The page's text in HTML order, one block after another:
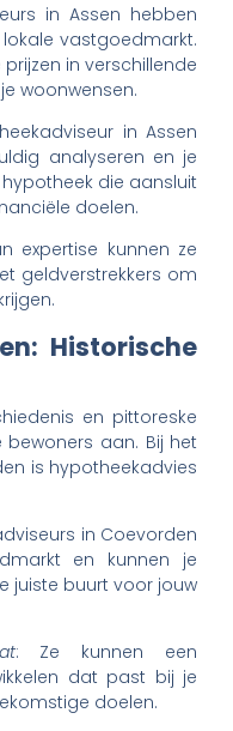
in Assen hebben
vastgoedmarkt.
in verschillende
woonwensen.
in Assen
analyseren en je
die aansluit
doelen.
expertise kunnen ze
geldverstrekkers om
Historische
en pittoreske
aan. Bij het
is hypotheekadvies
in Coevorden
en kunnen je
juiste buurt voor jouw
: Ze kunnen een
dat past bij je
doelen.